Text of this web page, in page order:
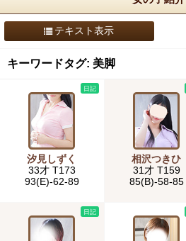
テキスト表示
キーワードタグ: 美脚
汐見しずく
33才 T173
93(E)-62-89
日記
相沢つきひ
31才 T159
85(B)-58-85
日記